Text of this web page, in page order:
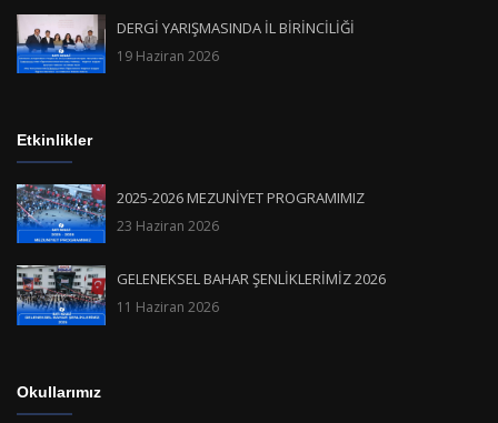
DERGİ YARIŞMASINDA İL BİRİNCİLİĞİ
19 Haziran 2026
Etkinlikler
2025-2026 MEZUNİYET PROGRAMIMIZ
23 Haziran 2026
GELENEKSEL BAHAR ŞENLİKLERİMİZ 2026
11 Haziran 2026
Okullarımız